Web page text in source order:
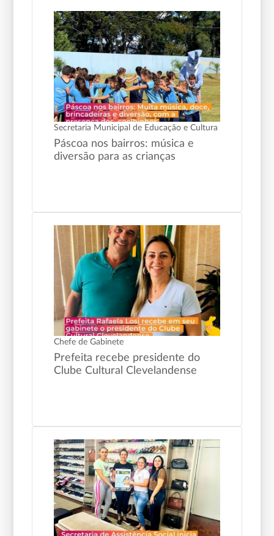
Secretaria Municipal de Educação e Cultura
Páscoa nos bairros: música e
diversão para as crianças
Chefe de Gabinete
Prefeita recebe presidente do
Clube Cultural Clevelandense